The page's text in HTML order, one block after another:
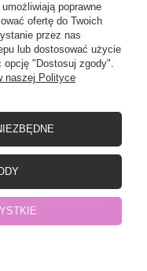
8471532901 | Okrzei 12, 19-
telefon:798441977| e-mail:
poprawne
ofertę do Twoich
przez nas
lub dostosować użycie
opcję "Dostosuj zgody".
naszej Polityce